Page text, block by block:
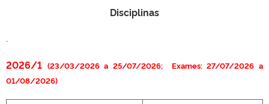
Disciplinas
.
2026/1 (23/03/2026 a 25/07/2026; Exames: 27/07/2026 a
01/08/2026)